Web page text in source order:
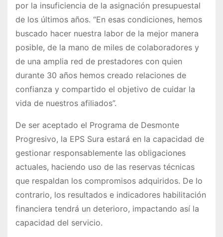
por la insuficiencia de la asignación presupuestal
de los últimos años. “En esas condiciones, hemos
buscado hacer nuestra labor de la mejor manera
posible, de la mano de miles de colaboradores y
de una amplia red de prestadores con quien
durante 30 años hemos creado relaciones de
confianza y compartido el objetivo de cuidar la
vida de nuestros afiliados”.
De ser aceptado el Programa de Desmonte
Progresivo, la EPS Sura estará en la capacidad de
gestionar responsablemente las obligaciones
actuales, haciendo uso de las reservas técnicas
que respaldan los compromisos adquiridos. De lo
contrario, los resultados e indicadores habilitación
financiera tendrá un deterioro, impactando así la
capacidad del servicio.